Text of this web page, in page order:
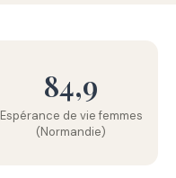
84,9
Espérance de vie femmes
(Normandie)